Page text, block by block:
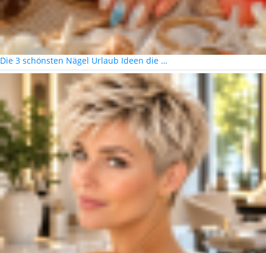
Die 3 schönsten Nägel Urlaub Ideen die …